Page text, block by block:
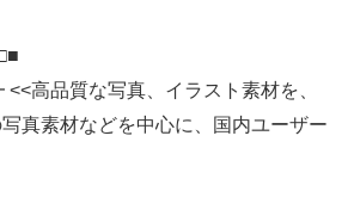
□■
写真、イラスト素材を、
真素材などを中心に、国内ユーザー